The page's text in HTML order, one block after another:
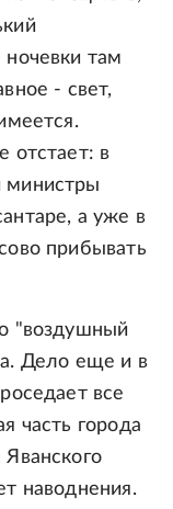
там
- свет,
отстает: в
министры
а уже в
прибывать
"воздушный
Дело еще и в
все
часть города
наводнения.